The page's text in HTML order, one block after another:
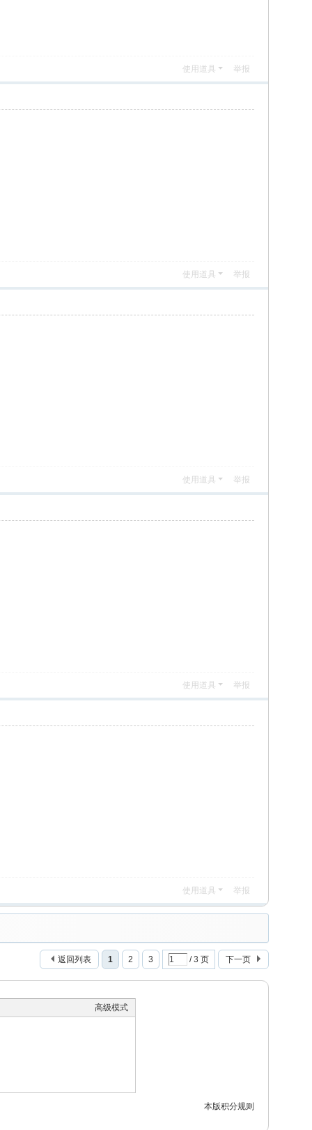
使用道具 举报
使用道具 举报
使用道具 举报
使用道具 举报
使用道具 举报
1 2 3 / 3 页 下一页
返回列表
高级模式
本版积分规则